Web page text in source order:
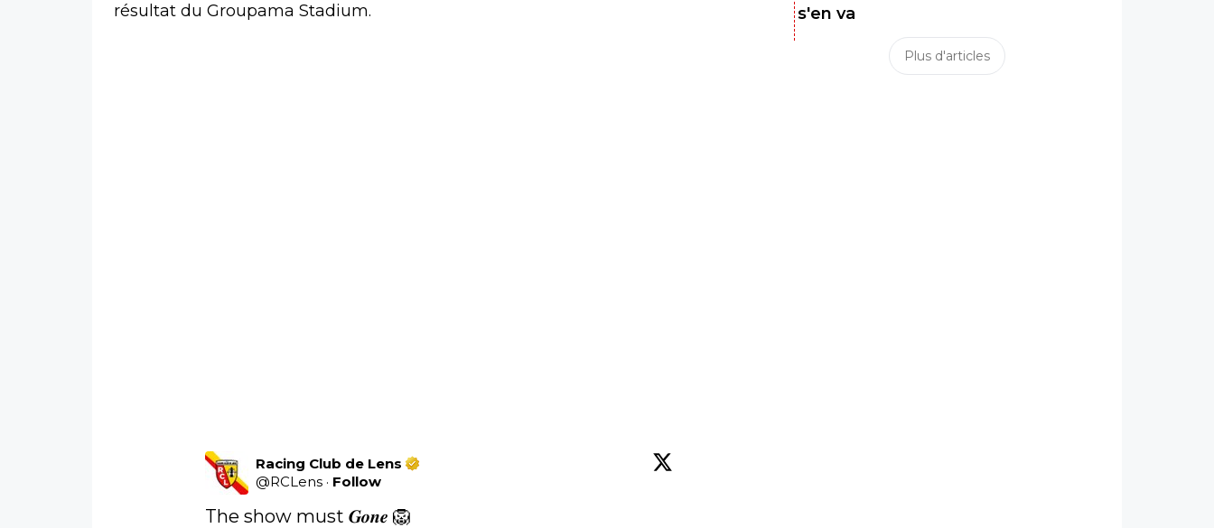
résultat du Groupama Stadium.
Racing Club de Lens
@RCLens · Follow
The show must 𝑮𝒐𝒏𝒆 🦁
s'en va
Plus d'articles